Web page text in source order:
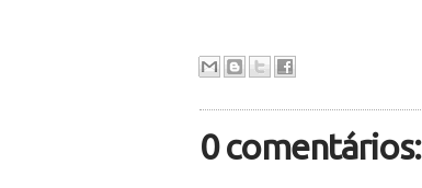
0 comentários: